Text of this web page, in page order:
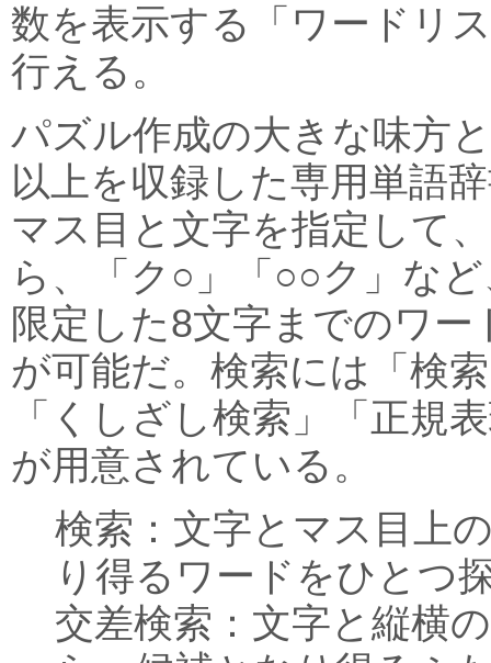
数を表示する「ワードリ
行える。
パズル作成の大きな味方
以上を収録した専用単語
マス目と文字を指定して
ら、「ク○」「○○ク」な
限定した8文字までのワ
が可能だ。検索には「検
「くしざし検索」「正規
が用意されている。
検索：文字とマス目上
り得るワードをひとつ
交差検索：文字と縦横